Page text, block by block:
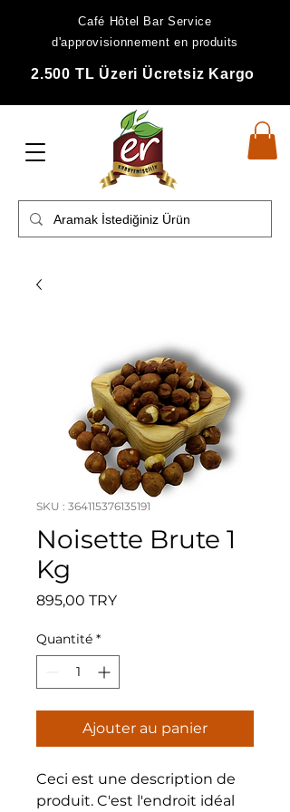
Café Hôtel Bar Service
d'approvisionnement en produits
2.500 TL Üzeri Ücretsiz Kargo
SKU : 364115376135191
Noisette Brute 1
Kg
895,00 TRYPrix
Quantité *
Ajouter au panier
Ceci est une description de
produit. C'est l'endroit idéal